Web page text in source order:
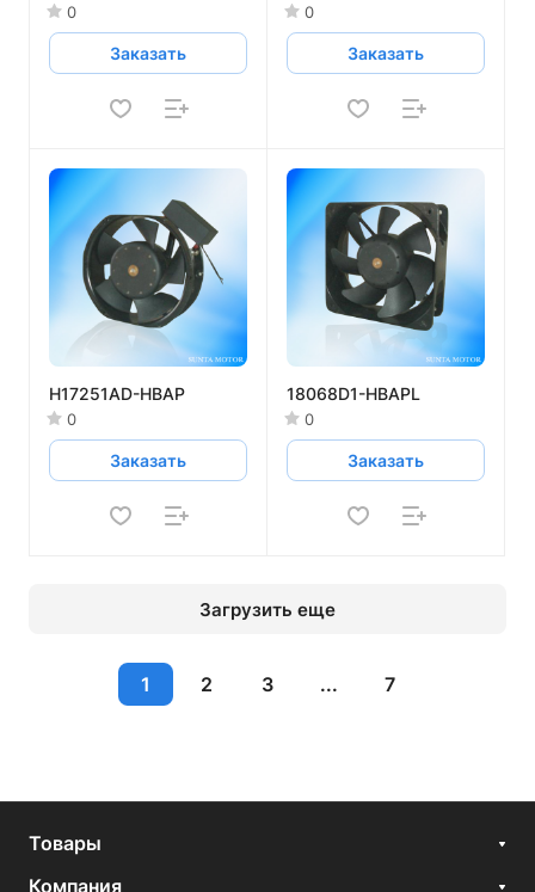
0
Заказать
0
Заказать
H17251AD-HBAP
0
Заказать
18068D1-HBAPL
0
Заказать
Загрузить еще
1 2 3 ... 7
Товары
Компания